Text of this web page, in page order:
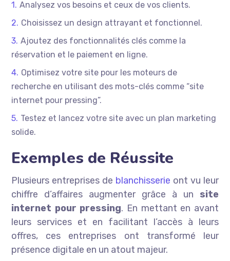
Analysez vos besoins et ceux de vos clients.
Choisissez un design attrayant et fonctionnel.
Ajoutez des fonctionnalités clés comme la
réservation et le paiement en ligne.
Optimisez votre site pour les moteurs de
recherche en utilisant des mots-clés comme “site
internet pour pressing”.
Testez et lancez votre site avec un plan marketing
solide.
Exemples de Réussite
Plusieurs entreprises de blanchisserie ont vu leur
chiffre d’affaires augmenter grâce à un site
internet pour pressing. En mettant en avant
leurs services et en facilitant l’accès à leurs
offres, ces entreprises ont transformé leur
présence digitale en un atout majeur.